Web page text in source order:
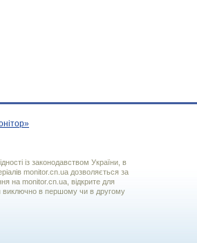
із законодавством України, в
monitor.cn.ua дозволяється за
на monitor.cn.ua, відкрите для
виключно в першому чи в другому